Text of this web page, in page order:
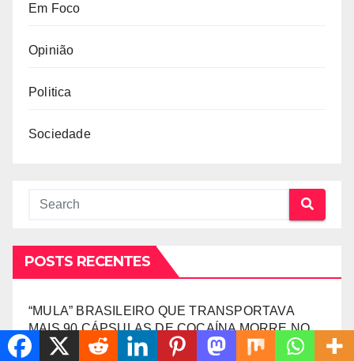
Em Foco
Opinião
Politica
Sociedade
POSTS RECENTES
“MULA” BRASILEIRO QUE TRANSPORTAVA
MAIS 90 CÁPSULAS DE COCAÍNA MORRE NO
HOTEL EM LUANDA